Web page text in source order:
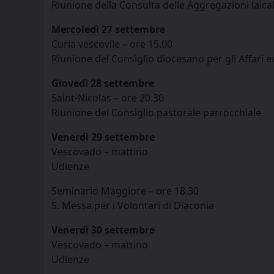
Riunione della Consulta delle Aggregazioni
Mercoledì 27 settembre
Curia vescovile – ore 15.00
Riunione del Consiglio diocesano per gli Affari
Giovedì 28 settembre
Saint-Nicolas – ore 20.30
Riunione del Consiglio pastorale parrocchiale
Venerdì 29 settembre
Vescovado – mattino
Udienze
Seminario Maggiore – ore 18.30
S. Messa per i Volontari di Diaconia
Venerdì 30 settembre
Vescovado – mattino
Udienze